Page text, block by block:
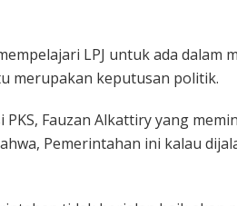
LPJ untuk ada dalam
merupakan keputusan politik.
Fauzan Alkattiry yang
Pemerintahan ini kalau